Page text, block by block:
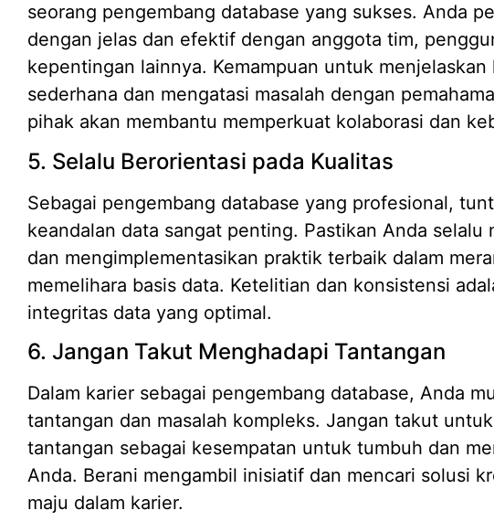
seorang pengembang database yang sukses. Anda
dengan jelas dan efektif dengan anggota tim,
kepentingan lainnya. Kemampuan untuk
sederhana dan mengatasi masalah dengan
pihak akan membantu memperkuat kolaborasi dan
5. Selalu Berorientasi pada Kualitas
Sebagai pengembang database yang profesional,
keandalan data sangat penting. Pastikan Anda selalu
dan mengimplementasikan praktik terbaik dalam
memelihara basis data. Ketelitian dan konsistensi
integritas data yang optimal.
6. Jangan Takut Menghadapi Tantangan
Dalam karier sebagai pengembang database, Anda
tantangan dan masalah kompleks. Jangan takut
tantangan sebagai kesempatan untuk tumbuh dan
Anda. Berani mengambil inisiatif dan mencari solusi
maju dalam karier.